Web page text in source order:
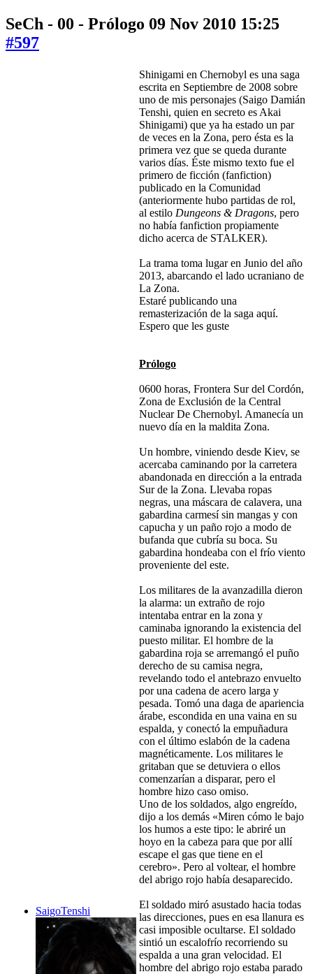
SeCh - 00 - Prólogo 09 Nov 2010 15:25
#597
SaigoTenshi
Shinigami en Chernobyl es una saga
escrita en Septiembre de 2008 sobre
uno de mis personajes (Saigo Damián
Tenshi, quien en secreto es Akai
Shinigami) que ya ha estado un par
de veces en la Zona, pero ésta es la
primera vez que se queda durante
varios días. Éste mismo texto fue el
primero de ficción (fanfiction)
publicado en la Comunidad
(anteriormente hubo partidas de rol,
al estilo Dungeons & Dragons, pero
no había fanfiction propiamente
dicho acerca de STALKER).
La trama toma lugar en Junio del año
2013, abarcando el lado ucraniano de
La Zona.
Estaré publicando una
remasterización de la saga aquí.
Espero que les guste
Prólogo
0600 horas, Frontera Sur del Cordón,
Zona de Exclusión de la Central
Nuclear De Chernobyl. Amanecía un
nuevo día en la maldita Zona.
Un hombre, viniendo desde Kiev, se
acercaba caminando por la carretera
abandonada en dirección a la entrada
Sur de la Zona. Llevaba ropas
negras, una máscara de calavera, una
gabardina carmesí sin mangas y con
capucha y un paño rojo a modo de
bufanda que cubría su boca. Su
gabardina hondeaba con el frío viento
proveniente del este.
Los militares de la avanzadilla dieron
la alarma: un extraño de rojo
intentaba entrar en la zona y
caminaba ignorando la existencia del
puesto militar. El hombre de la
gabardina roja se arremangó el puño
derecho de su camisa negra,
revelando todo el antebrazo envuelto
por una cadena de acero larga y
pesada. Tomó una daga de apariencia
árabe, escondida en una vaina en su
espalda, y conectó la empuñadura
con el último eslabón de la cadena
magnéticamente. Los militares le
gritaban que se detuviera o ellos
comenzarían a disparar, pero el
hombre hizo caso omiso.
Uno de los soldados, algo engreído,
dijo a los demás «Miren cómo le bajo
los humos a este tipo: le abriré un
hoyo en la cabeza para que por allí
escape el gas que tiene en el
cerebro». Pero al voltear, el hombre
del abrigo rojo había desaparecido.
El soldado miró asustado hacia todas
las direcciones, pues en esa llanura es
casi imposible ocultarse. El soldado
sintió un escalofrío recorriendo su
espalda a una gran velocidad. El
hombre del abrigo rojo estaba parado